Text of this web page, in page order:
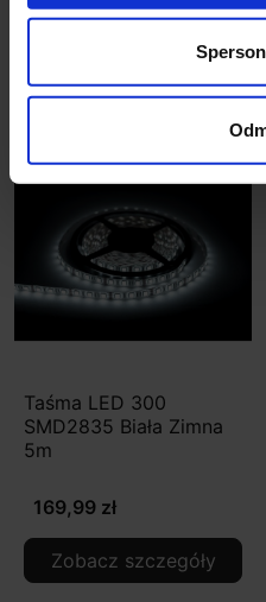
999,00 zł
Taśma LED 300
SMD2835 Biała Zimna
5m
169,99 zł
Zobacz szczegóły